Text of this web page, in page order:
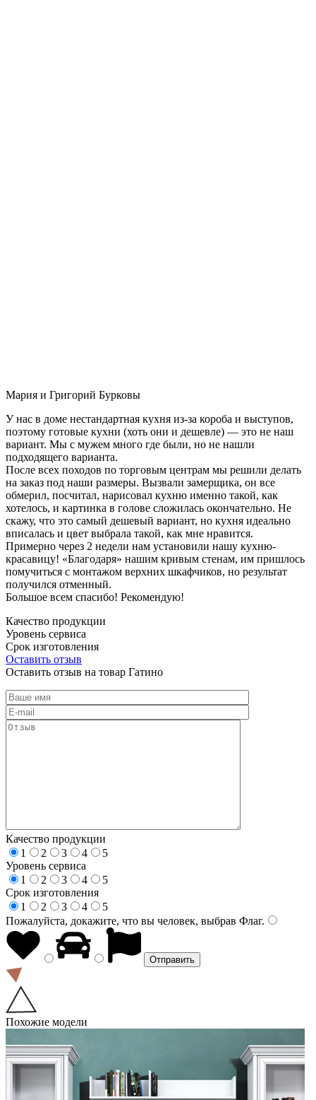
Мария и Григорий Бурковы
У нас в доме нестандартная кухня из-за короба и выступов,
поэтому готовые кухни (хоть они и дешевле) — это не наш
вариант. Мы с мужем много где были, но не нашли
подходящего варианта.
После всех походов по торговым центрам мы решили делать
на заказ под наши размеры. Вызвали замерщика, он все
обмерил, посчитал, нарисовал кухню именно такой, как
хотелось, и картинка в голове сложилась окончательно. Не
скажу, что это самый дешевый вариант, но кухня идеально
вписалась и цвет выбрала такой, как мне нравится.
Примерно через 2 недели нам установили нашу кухню-
красавицу! «Благодаря» нашим кривым стенам, им пришлось
помучиться с монтажом верхних шкафчиков, но результат
получился отменный.
Большое всем спасибо! Рекомендую!
Качество продукции
Уровень сервиса
Срок изготовления
Оставить отзыв
Оставить отзыв на товар Гатино
Качество продукции
1
2 3 4
5
Уровень сервиса
1
2 3 4
5
Срок изготовления
1
2 3 4
5
Пожалуйста, докажите, что вы человек, выбрав Флаг.
Похожие модели